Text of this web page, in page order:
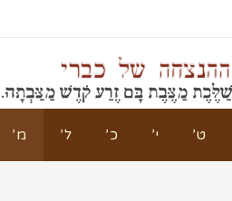
מ’ ל’ כ’ י’ ט’